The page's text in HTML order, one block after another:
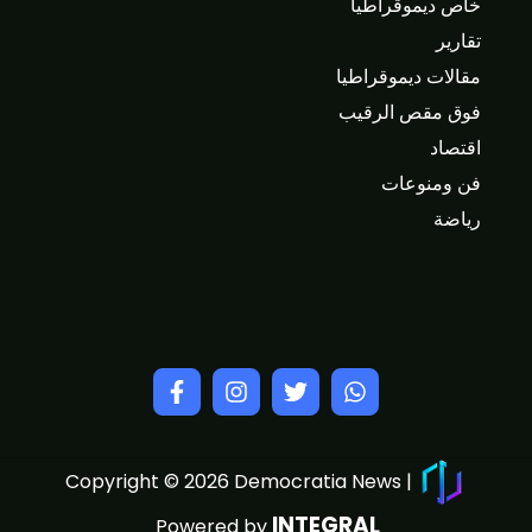
تقارير
مقالات ديموقراطيا
فوق مقص الرقيب
اقتصاد
فن ومنوعات
رياضة